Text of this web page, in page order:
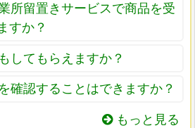
所留置きサービスで商品を受
すか？
してもらえますか？
確認することはできますか？
もっと見る